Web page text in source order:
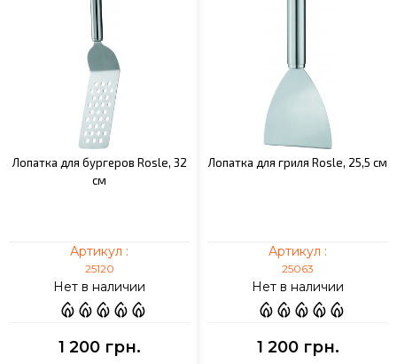
Лопатка для бургеров Rosle, 32
см
Артикул :
25120
Нет в наличии
1 200 грн.
Лопатка для гриля Rosle, 25,5 см
Артикул :
25063
Нет в наличии
1 200 грн.